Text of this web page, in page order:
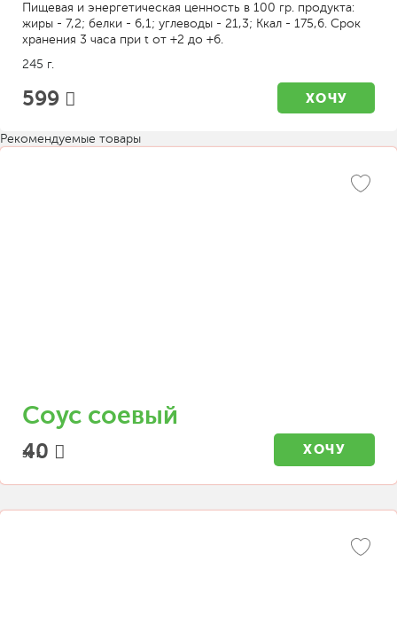
Пищевая и энергетическая ценность в 100 гр. продукта:
жиры - 7,2; белки - 6,1; углеводы - 21,3; Ккал - 175,6. Срок
хранения 3 часа при t от +2 до +6.
245 г.
599 ХОЧУ
Рекомендуемые товары
Соус соевый
30 г.
40 ХОЧУ